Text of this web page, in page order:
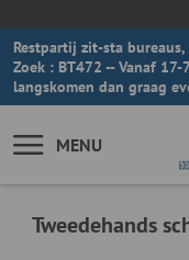
Restpartij zit-sta
Zoek : BT472 -- Vanaf
langskomen dan graag
MENU
Tweedehands